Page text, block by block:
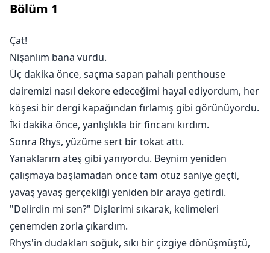
sevmiyordu. Beni bile görmüyordu. Sadece istediği
duruyordum. Ve görünüşe göre, süslü bir kahve
kupası kadar bile değerim yoktu.
Ben de ona tokat attım, onu terk ettim ve felakete
hazırlandım—ailem çıldıracaktı, Rhys milyarder öfke
nöbeti geçirecekti, korkutucu ailesi benim erken
ölümümü planlayacaktı.
Açıkçası, alkole ihtiyacım vardı. Çok fazla alkol.
O zaman o çıktı karşıma.
Uzun boylu, tehlikeli, haksız yere çekici. Sadece
varlığıyla günaha girmek istemenizi sağlayan türden
bir adam. Onunla daha önce sadece bir kez
tanışmıştım ve o gece, sarhoş, kendime acıyan halimle
aynı barda tesadüfen bulunuyordu. Bu yüzden mantıklı
olan tek şeyi yaptım: Onu bir otel odasına sürükledim
Bölüm 1
Çat!
Nişanlım bana vurdu.
Üç dakika önce, saçma sapan pahalı penthouse
dairemizi nasıl dekore edeceğimi hayal ediyordum, her
köşesi bir dergi kapağından fırlamış gibi görünüyordu.
İki dakika önce, yanlışlıkla bir fincanı kırdım.
Sonra Rhys, yüzüme sert bir tokat attı.
Yanaklarım ateş gibi yanıyordu. Beynim yeniden
çalışmaya başlamadan önce tam otuz saniye geçti,
yavaş yavaş gerçekliği yeniden bir araya getirdi.
"Delirdin mi sen?" Dişlerimi sıkarak, kelimeleri
çenemden zorla çıkardım.
Rhys'in dudakları soğuk, sıkı bir çizgiye dönüşmüştü,